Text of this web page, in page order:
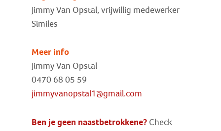
Jimmy Van Opstal, vrijwillig medewerker
Similes
Meer info
Jimmy Van Opstal
0470 68 05 59
jimmyvanopstal1@gmail.com
Ben je geen naastbetrokkene? Check